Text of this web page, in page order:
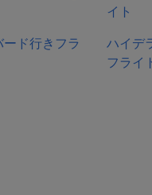
イト
ド行きフラ
ハイデ
フライ